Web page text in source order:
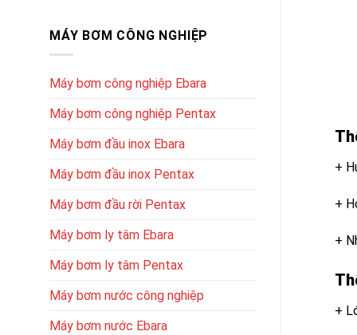
MÁY BƠM CÔNG NGHIỆP
Máy bơm công nghiệp Ebara
Máy bơm công nghiệp Pentax
Máy bơm đầu inox Ebara
Máy bơm đầu inox Pentax
Máy bơm đầu rời Pentax
Máy bơm ly tâm Ebara
Máy bơm ly tâm Pentax
Máy bơm nước công nghiệp
Máy bơm nước Ebara
+
+
+
+